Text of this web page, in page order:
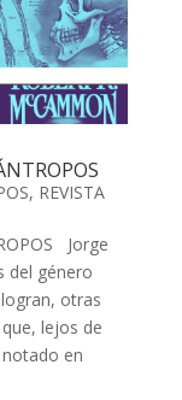
, REVISTA
Jorge
género
otras
lejos de
en